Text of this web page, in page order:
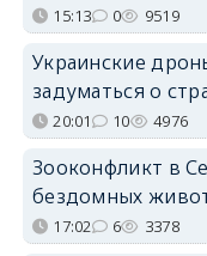
15:13 0 9519
Украинские
задуматься о
20:01 10 4976
Зооконфликт в
бездомных
17:02 6 3378